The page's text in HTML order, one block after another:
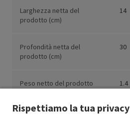
Larghezza netta del
prodotto (cm)
14
Profondità netta del
prodotto (cm)
30
Peso netto del prodotto
1.4
Rispettiamo la tua privacy